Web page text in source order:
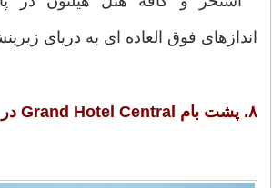
اندازهای فوق العاده ای به دریای
۸. پشت بام Grand Hotel Central در بارسلونا